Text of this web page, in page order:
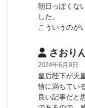
朝日っぽくな
した。
こういうのが
さおり
2024年6月9日
皇后陛下が天
情に満ちてい
良い記事だと